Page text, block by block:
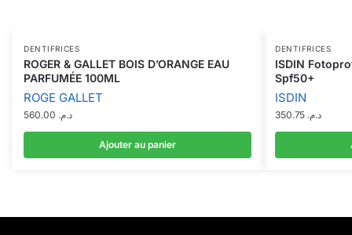
DENTIFRICES
ROGER & GALLET BOIS D’ORANGE EAU
PARFUMÉE 100ML
ROGE GALLET
د.م.
Ajouter au panier
DENTIFRICES
ISDIN
Spf50+
ISDIN
د.م.